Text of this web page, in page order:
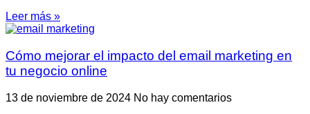
Leer más »
Cómo mejorar el impacto del email marketing en
tu negocio online
13 de noviembre de 2024 No hay comentarios